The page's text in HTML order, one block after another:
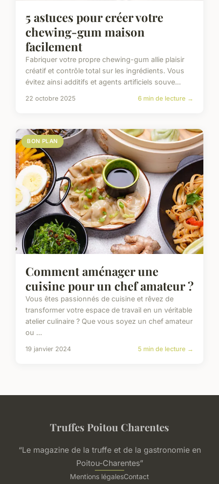
5 astuces pour créer votre
chewing-gum maison
facilement
Fabriquer votre propre chewing-gum allie plaisir
créatif et contrôle total sur les ingrédients. Vous
évitez ainsi additifs et agents artificiels souve...
22 octobre 2025 6 min de lecture →
BON PLAN
Comment aménager une
cuisine pour un chef amateur ?
Vous êtes passionnés de cuisine et rêvez de
transformer votre espace de travail en un véritable
atelier culinaire ? Que vous soyez un chef amateur
ou ...
19 janvier 2024 5 min de lecture →
Truffes Poitou Charentes
“Le magazine de la truffe et de la gastronomie en
Poitou-Charentes”
Mentions légalesContact